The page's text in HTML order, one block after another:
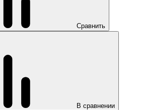
Сравнить
В сравнении